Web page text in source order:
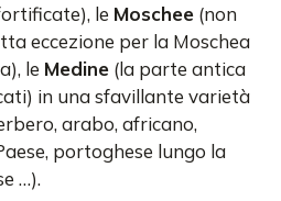
le Moschee (non
eccezione per la Moschea
le Medine (la parte antica
in una sfavillante varietà
arabo, africano,
portoghese lungo la
…).